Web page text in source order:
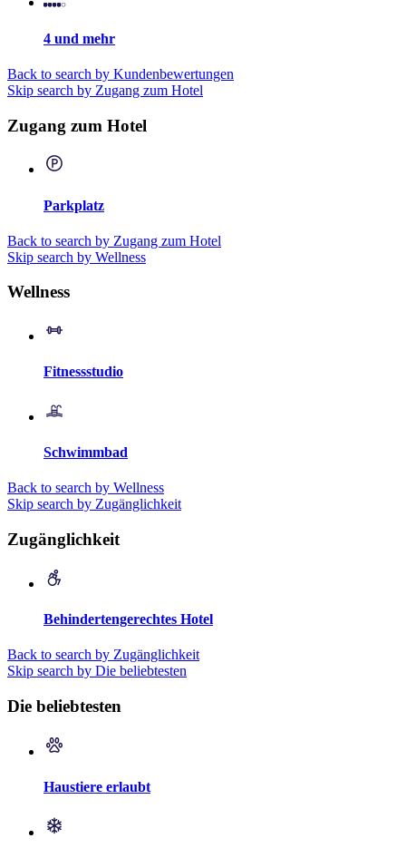
4 und mehr
Back to search by Kundenbewertungen
Skip search by Zugang zum Hotel
Zugang zum Hotel
Parkplatz
Back to search by Zugang zum Hotel
Skip search by Wellness
Wellness
Fitnessstudio
Schwimmbad
Back to search by Wellness
Skip search by Zugänglichkeit
Zugänglichkeit
Behindertengerechtes Hotel
Back to search by Zugänglichkeit
Skip search by Die beliebtesten
Die beliebtesten
Haustiere erlaubt